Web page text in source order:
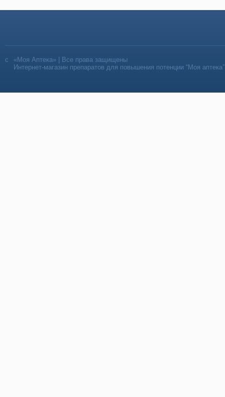
«Моя Аптека» | Все права защищены
Интернет-магазин препаратов для повышения потенции “Моя